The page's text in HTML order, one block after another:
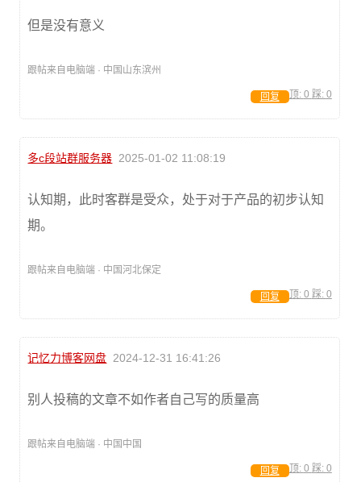
但是没有意义
跟帖来自电脑端 · 中国山东滨州
顶: 0 踩: 0
回复
多c段站群服务器 2025-01-02 11:08:19
认知期，此时客群是受众，处于对于产品的初步认知
期。
跟帖来自电脑端 · 中国河北保定
顶: 0 踩: 0
回复
记忆力博客网盘 2024-12-31 16:41:26
别人投稿的文章不如作者自己写的质量高
跟帖来自电脑端 · 中国中国
顶: 0 踩: 0
回复